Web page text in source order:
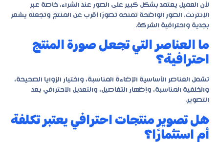
لأن العميل يعتمد بشكل كبير على الصور عند الشراء، خاصة عبر
الإنترنت. الصور الواضحة تمنحه تصورًا أقرب عن المنتج وتجعله يشعر
بجدية واحترافية الشركة.
ما العناصر التي تجعل صورة المنتج
احترافية؟
تشمل العناصر الأساسية الإضاءة المناسبة، واختيار الزوايا الصحيحة،
والخلفية المناسبة، وإظهار التفاصيل، والتعديل الاحترافي بعد
التصوير.
هل تصوير منتجات احترافي يعتبر تكلفة
أم استثمارًا؟